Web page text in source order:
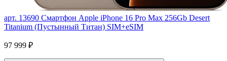
арт. 13690 Смартфон Apple iPhone 16 Pro Max 256Gb Desert
Titanium (Пустынный Титан) SIM+eSIM
97 999 ₽